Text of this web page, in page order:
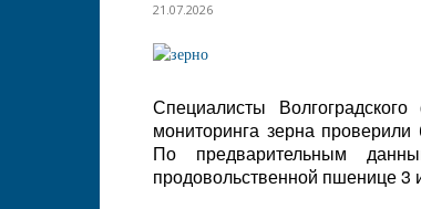
21.07.2026
Специалисты
мониторинга зерна
По предварительным
продовольственной пшенице 3